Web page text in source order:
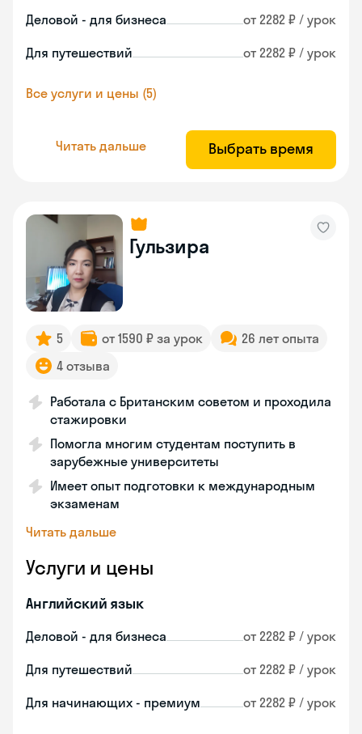
Деловой - для бизнеса от 2282 ₽ / урок
Для путешествий от 2282 ₽ / урок
Все услуги и цены (5)
Читать дальше Выбрать время
Гульзира
5 от 1590 ₽ за урок
26 лет опыта
4 отзыва
Работала с Британским советом и проходила
стажировки
Помогла многим студентам поступить в
зарубежные университеты
Имеет опыт подготовки к международным
экзаменам
Читать дальше
Услуги и цены
Английский язык
Деловой - для бизнеса от 2282 ₽ / урок
Для путешествий от 2282 ₽ / урок
Для начинающих - премиум от 2282 ₽ / урок